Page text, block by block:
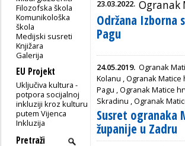
Filozofska škola
Komunikološka
škola
Medijski susreti
Knjižara
Galerija
EU Projekt
Uključiva kultura -
potpora socijalnoj
inkluziji kroz kulturu
putem Vijenca
Inkluzija
23.03.2022. Ogranak
Održana Izborna
Pagu
24.05.2019. Ogranak
Kolanu ,Ogranak
Pagu ,Ogranak Matice
Skradinu ,Ogranak
Susret ogranaka
županije u Zadru